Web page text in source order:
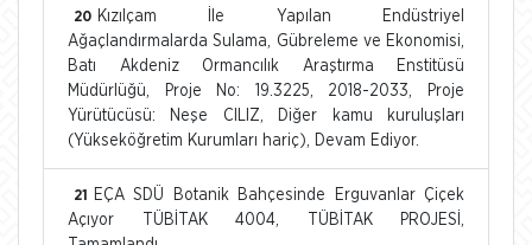
20 Kızılçam İle Yapılan Endüstriyel
Ağaçlandırmalarda Sulama, Gübreleme ve Ekonomisi,
Batı Akdeniz Ormancılık Araştırma Enstitüsü
Müdürlüğü, Proje No: 19.3225, 2018-2033, Proje
Yürütücüsü: Neşe CILIZ, Diğer kamu kuruluşları
(Yükseköğretim Kurumları hariç), Devam Ediyor.
21
EÇA SDÜ Botanik Bahçesinde Erguvanlar Çiçek
Açıyor TÜBİTAK 4004, TÜBİTAK PROJESİ,